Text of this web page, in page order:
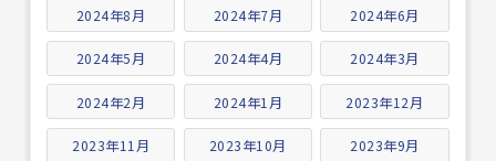
2024年8月 2024年7月 2024年6月
2024年5月 2024年4月 2024年3月
2024年2月 2024年1月 2023年12月
2023年11月 2023年10月 2023年9月